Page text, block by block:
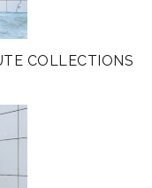
COLLECTIONS